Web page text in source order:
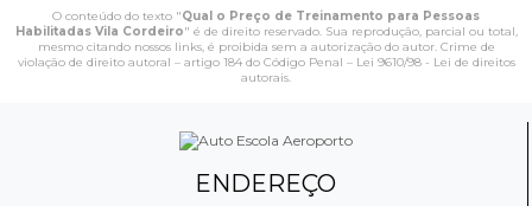
O conteúdo do texto "Qual o Preço de Treinamento para Pessoas
Habilitadas Vila Cordeiro" é de direito reservado. Sua reprodução, parcial ou total,
mesmo citando nossos links, é proibida sem a autorização do autor. Crime de
violação de direito autoral – artigo 184 do Código Penal – Lei 9610/98 - Lei de direitos
autorais.
ENDEREÇO